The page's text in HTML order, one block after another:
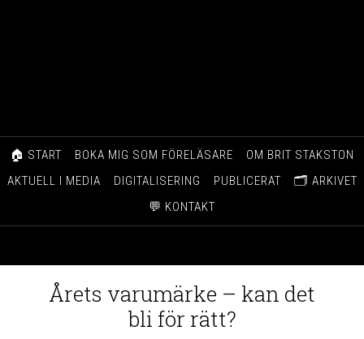
🏠 START BOKA MIG SOM FÖRELÄSARE
OM BRIT STAKSTON
AKTUELL I MEDIA
DIGITALISERING PUBLICERAT
🗂️ ARKIVET
💬 KONTAKT
Årets varumärke – kan det
bli för rätt?